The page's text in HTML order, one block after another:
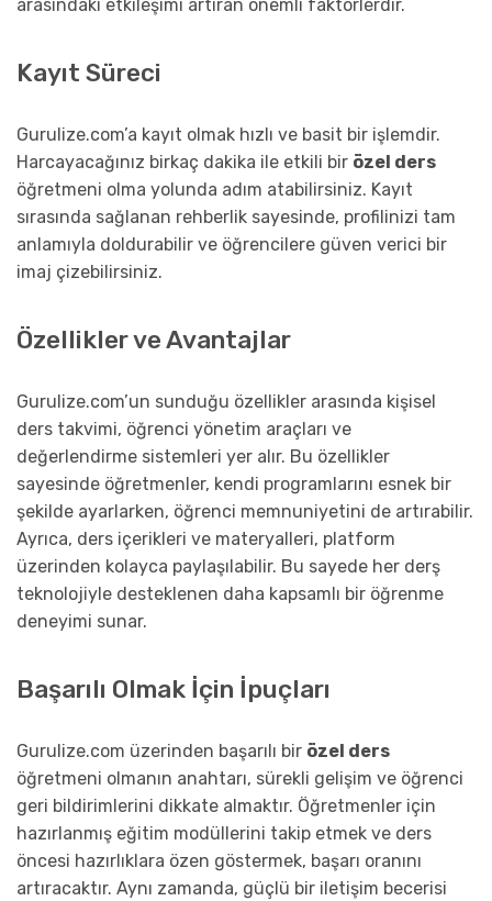
arasındaki etkileşimi artıran önemli faktörlerdir.
Kayıt Süreci
Gurulize.com’a kayıt olmak hızlı ve basit bir işlemdir.
Harcayacağınız birkaç dakika ile etkili bir özel ders
öğretmeni olma yolunda adım atabilirsiniz. Kayıt
sırasında sağlanan rehberlik sayesinde, profilinizi tam
anlamıyla doldurabilir ve öğrencilere güven verici bir
imaj çizebilirsiniz.
Özellikler ve Avantajlar
Gurulize.com’un sunduğu özellikler arasında kişisel
ders takvimi, öğrenci yönetim araçları ve
değerlendirme sistemleri yer alır. Bu özellikler
sayesinde öğretmenler, kendi programlarını esnek bir
şekilde ayarlarken, öğrenci memnuniyetini de artırabilir.
Ayrıca, ders içerikleri ve materyalleri, platform
üzerinden kolayca paylaşılabilir. Bu sayede her derş
teknolojiyle desteklenen daha kapsamlı bir öğrenme
deneyimi sunar.
Başarılı Olmak İçin İpuçları
Gurulize.com üzerinden başarılı bir özel ders
öğretmeni olmanın anahtarı, sürekli gelişim ve öğrenci
geri bildirimlerini dikkate almaktır. Öğretmenler için
hazırlanmış eğitim modüllerini takip etmek ve ders
öncesi hazırlıklara özen göstermek, başarı oranını
artıracaktır. Aynı zamanda, güçlü bir iletişim becerisi